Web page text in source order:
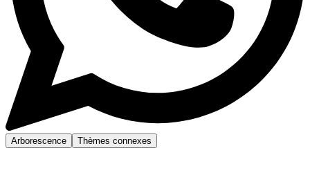
Arborescence Thèmes connexes